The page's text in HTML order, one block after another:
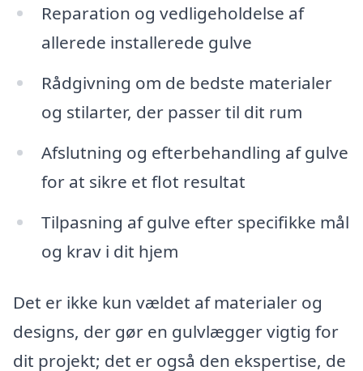
Reparation og vedligeholdelse af
allerede installerede gulve
Rådgivning om de bedste materialer
og stilarter, der passer til dit rum
Afslutning og efterbehandling af gulve
for at sikre et flot resultat
Tilpasning af gulve efter specifikke mål
og krav i dit hjem
Det er ikke kun vældet af materialer og
designs, der gør en gulvlægger vigtig for
dit projekt; det er også den ekspertise, de